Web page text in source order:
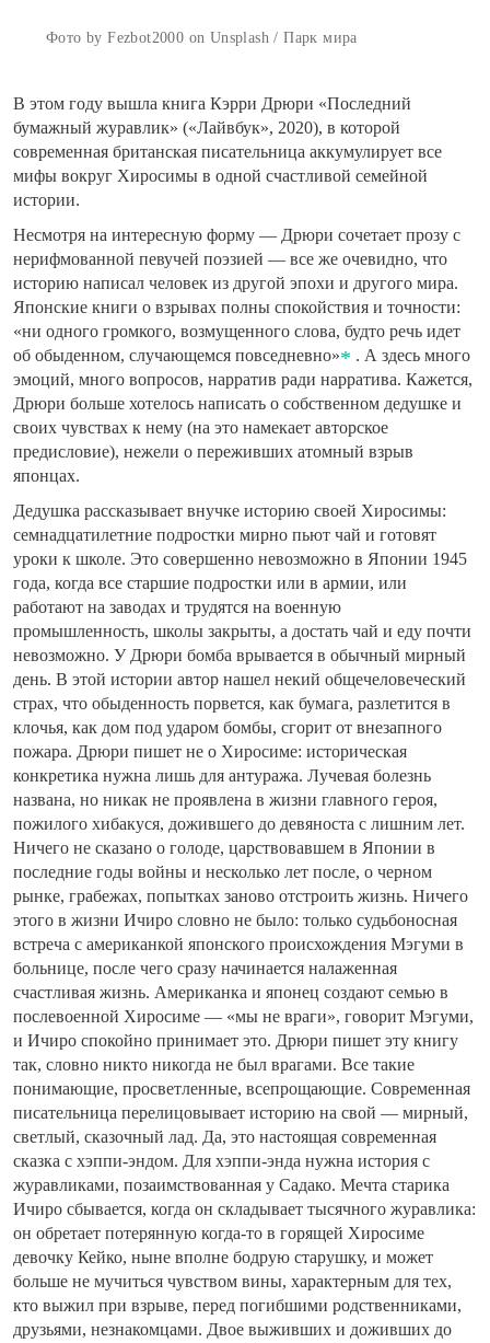
Фото by Fezbot2000 on Unsplash / Парк мира
В этом году вышла книга Кэрри Дрюри «Последний
бумажный журавлик» («Лайвбук», 2020), в которой
современная британская писательница аккумулирует все
мифы вокруг Хиросимы в одной счастливой семейной
истории.
Несмотря на интересную форму — Дрюри сочетает прозу с
нерифмованной певучей поэзией — все же очевидно, что
историю написал человек из другой эпохи и другого мира.
Японские книги о взрывах полны спокойствия и точности:
«ни одного громкого, возмущенного слова, будто речь идет
об обыденном, случающемся повседневно»
. А здесь много
эмоций, много вопросов, нарратив ради нарратива. Кажется,
Дрюри больше хотелось написать о собственном дедушке и
своих чувствах к нему (на это намекает авторское
предисловие), нежели о переживших атомный взрыв
японцах.
Дедушка рассказывает внучке историю своей Хиросимы:
семнадцатилетние подростки мирно пьют чай и готовят
уроки к школе. Это совершенно невозможно в Японии 1945
года, когда все старшие подростки или в армии, или
работают на заводах и трудятся на военную
промышленность, школы закрыты, а достать чай и еду почти
невозможно. У Дрюри бомба врывается в обычный мирный
день. В этой истории автор нашел некий общечеловеческий
страх, что обыденность порвется, как бумага, разлетится в
клочья, как дом под ударом бомбы, сгорит от внезапного
пожара. Дрюри пишет не о Хиросиме: историческая
конкретика нужна лишь для антуража. Лучевая болезнь
названа, но никак не проявлена в жизни главного героя,
пожилого хибакуся, дожившего до девяноста с лишним лет.
Ничего не сказано о голоде, царствовавшем в Японии в
последние годы войны и несколько лет после, о черном
рынке, грабежах, попытках заново отстроить жизнь. Ничего
этого в жизни Ичиро словно не было: только судьбоносная
встреча с американкой японского происхождения Мэгуми в
больнице, после чего сразу начинается налаженная
счастливая жизнь. Американка и японец создают семью в
послевоенной Хиросиме — «мы не враги», говорит Мэгуми,
и Ичиро спокойно принимает это. Дрюри пишет эту книгу
так, словно никто никогда не был врагами. Все такие
понимающие, просветленные, всепрощающие. Современная
писательница перелицовывает историю на свой — мирный,
светлый, сказочный лад. Да, это настоящая современная
сказка с хэппи-эндом. Для хэппи-энда нужна история с
журавликами, позаимствованная у Садако. Мечта старика
Ичиро сбывается, когда он складывает тысячного журавлика:
он обретает потерянную когда-то в горящей Хиросиме
девочку Кейко, ныне вполне бодрую старушку, и может
больше не мучиться чувством вины, характерным для тех,
кто выжил при взрыве, перед погибшими родственниками,
друзьями, незнакомцами. Двое выживших и доживших до